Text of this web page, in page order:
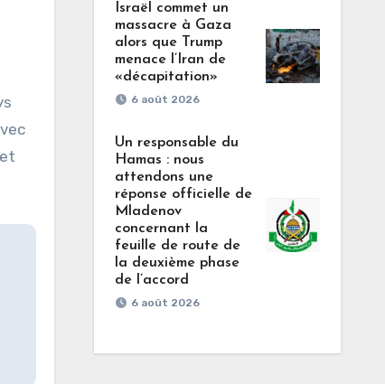
Israël commet un
massacre à Gaza
alors que Trump
menace l’Iran de
«décapitation»
6 août 2026
Un responsable du
Hamas : nous
attendons une
réponse officielle de
Mladenov
concernant la
feuille de route de
la deuxième phase
de l’accord
6 août 2026